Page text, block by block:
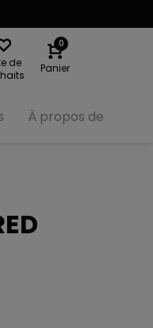
de
0
Panier
À propos de nous